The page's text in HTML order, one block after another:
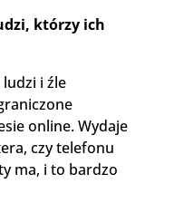
którzy ich
ludzi i źle
online. Wydaje
czy telefonu
ma, i to bardzo